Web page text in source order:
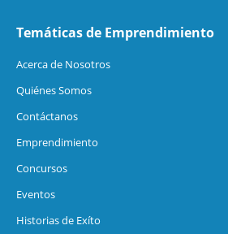
Temáticas de Emprendimiento
Acerca de Nosotros
Quiénes Somos
Contáctanos
Emprendimiento
Concursos
Eventos
Historias de Exíto